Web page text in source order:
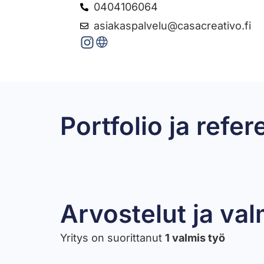
0404106064
asiakaspalvelu@casacreativo.fi
Portfolio ja
KPH, KHH ja sauna mikrosementointi
Kerrostalon kylppäri, wc ja keittiön välitila
Okt:n lattiat ja KPH:n seinät
Maunuksela
Arvostelut ja
Yritys on suorittanut 1 valmis työ